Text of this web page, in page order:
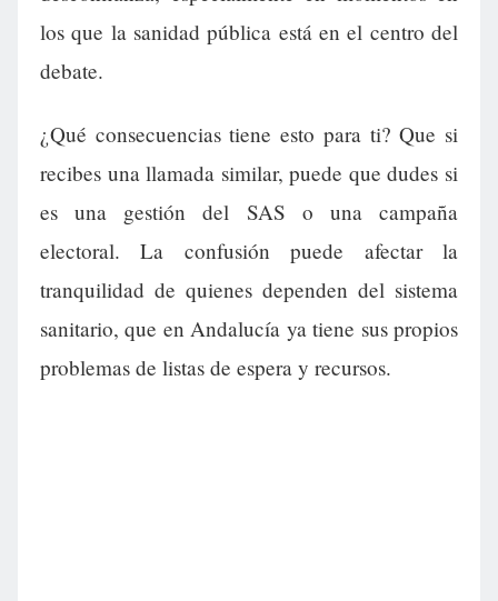
los que la sanidad pública está en el centro del
debate.
¿Qué consecuencias tiene esto para ti? Que si
recibes una llamada similar, puede que dudes si
es una gestión del SAS o una campaña
electoral. La confusión puede afectar la
tranquilidad de quienes dependen del sistema
sanitario, que en Andalucía ya tiene sus propios
problemas de listas de espera y recursos.